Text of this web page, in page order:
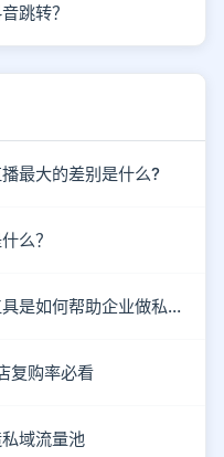
跳转？
最大的差别是什么?
么？
为什么要使用私域工具？私域工具是如何帮助企业做私域的？
复购率必看
域流量池